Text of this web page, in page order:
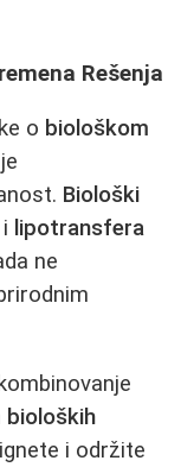
Rešenja
o biološkom
Biološki
i lipotransfera
ne
bioloških
i održite